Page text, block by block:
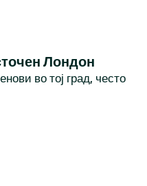
Лондон
во тој град, често